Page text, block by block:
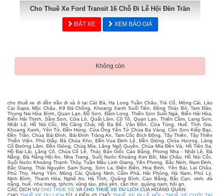
Cho Thuê Xe Ford Transit 16 Chỗ Đi Lễ Hội Đền Trần
ĐẶT XE XEM BÁO GIÁ
Không còn
cho thuê xe đi đền trần đi và ở tại Cát Bà, Hạ Long Tuần Châu, Trà Cổ, Móng Cái, Lào
Cai Sapa, Mộc Châu, K9 Đá Chông, Khoang Xanh Suối Tiên, Động Thác Bờ, Tam Đảo,
Thung Nai Hòa Bình, Quan Lạn, Đồ Sơn, Đầm Long, Thiên Sơn Suối Ngà, Biển Hải Hòa,
Biển Hải Thịnh, Sầm Sơn, Cửa Lò, Quất Lâm, Cô Tô, Quan Lạn, Thiên Cầm, Lạng Sơn,
Nhật Lệ, Hồ Núi Cốc, Mù Căng Chải, Hồ Ba Bể, Vân Đồn, Cửa Tùng, Huế, Tĩnh Gia,
Khoang Xanh, Yên Tử, Đền Hùng, Cửa Ông Yên Tử Chùa Ba Vàng, Côn Sơn Kiếp Bạc,
Đền Trần, Chùa Bái Đính, Bái Đính Tràng An, Tam Cốc Bích Động, Tây Thiên, Tây Thiên
Thiền Viện, Phủ Giầy, Bà Chúa Kho, Đền Vua Đinh Lê, Đền Gióng, Chùa Hương, Làng
Cổ Đường Lâm, Đền Gióng, Chùa Mía, Lăng Ngô Quyền, Chùa Mía Đền Và, Hồ Tiên Sa,
Hồ Đại Lải, Lăng Cô, Chùa Cổ Lễ, Thác Bản Giốc Cao Bằng, Phong Nha - Nhật Lệ, Đà
Nẵng, Đà Nẵng Hội An, Nha Trang, Suối Nước Khoáng Kim Bôi, Mai Châu, Hồ Núi Cốc,
Suối Nước Khoáng Thanh Thủy, Tuần Mẫu Linh Giang, Yên Phong, Bắc Ninh, Nam Định,
Bắc Giang, Thái Nguyên Sam Sung, Sơn La, Điện Biên, Hoa Binh, Yên Bái, Lai Châu,
Phú Thọ, Hưng Yên, Móng Cái, Quảng Ninh, Cẩm Phả, Hải Phòng, Hà Nam, Phủ Lý,
Ninh Bình, Thanh Hóa, Nghệ An, Hà Tĩnh, Quảng Bình, Cao Bằng, Bắc Cạn, vinh, đà
nẵng, huế, nha trang, tphcm, vũng tàu, phú yên, cần thơ, quảng nam, hội an.
CÁC DỊCH VỤ CHO THUE XE VA CHO THUÊ XE DU LỊCH CỦA HOÀNG QUÂN: